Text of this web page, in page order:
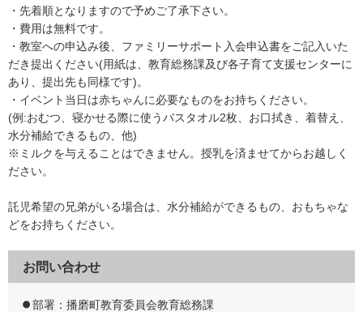
・先着順となりますので予めご了承下さい。
・費用は無料です。
・教室への申込み後、ファミリーサポート入会申込書をご記入いた
だき提出ください(用紙は、教育総務課及び各子育て支援センターに
あり、提出先も同様です)。
・イベント当日は赤ちゃんに必要なものをお持ちください。
(例:おむつ、寝かせる際に使うバスタオル2枚、お口拭き、着替え、
水分補給できるもの、他)
※ミルクを与えることはできません。授乳を済ませてからお越しく
ださい。
託児希望の兄弟がいる場合は、水分補給ができるもの、おもちゃな
どをお持ちください。
お問い合わせ
部署：播磨町教育委員会教育総務課